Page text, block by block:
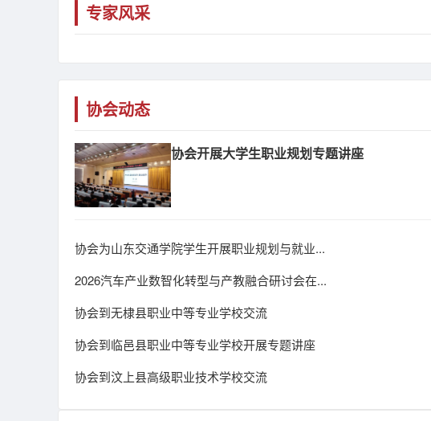
专家风采
协会动态
协会开展大学生职业规划专题讲座
协会为山东交通学院学生开展职业规划与就业...
2026汽车产业数智化转型与产教融合研讨会在...
协会到无棣县职业中等专业学校交流
协会到临邑县职业中等专业学校开展专题讲座
协会到汶上县高级职业技术学校交流